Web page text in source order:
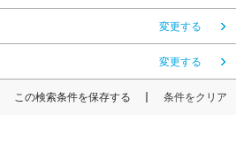
変更する
変更する
この検索条件を保存する 条件をクリア